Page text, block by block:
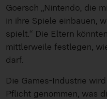
Goersch „Nintendo, die
in ihre Spiele einbauen,
spielt.“ Die Eltern
mittlerweile festlegen,
darf.
Die Games-Industrie
Pflicht genommen, was